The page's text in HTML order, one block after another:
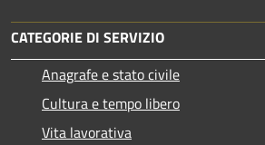
CATEGORIE DI SERVIZIO
Anagrafe e stato civile
Cultura e tempo libero
Vita lavorativa